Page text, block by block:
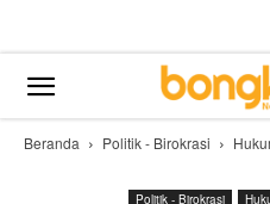
Beranda Politik - Birokrasi
Politik - Birokrasi